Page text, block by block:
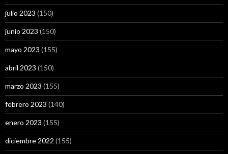
julio 2023 (150)
junio 2023 (150)
mayo 2023 (155)
abril 2023 (150)
marzo 2023 (155)
febrero 2023 (140)
enero 2023 (155)
diciembre 2022 (155)